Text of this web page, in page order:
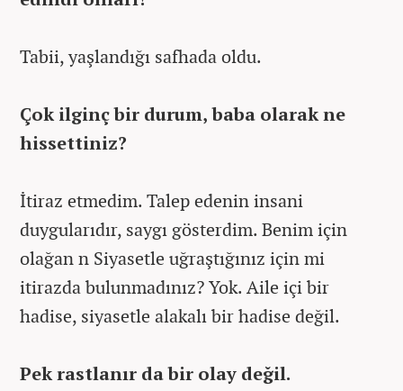
Tabii, yaşlandığı safhada oldu.
Çok ilginç bir durum, baba olarak ne
hissettiniz?
İtiraz etmedim. Talep edenin insani
duygularıdır, saygı gösterdim. Benim için
olağan n Siyasetle uğraştığınız için mi
itirazda bulunmadınız? Yok. Aile içi bir
hadise, siyasetle alakalı bir hadise değil.
Pek rastlanır da bir olay değil.